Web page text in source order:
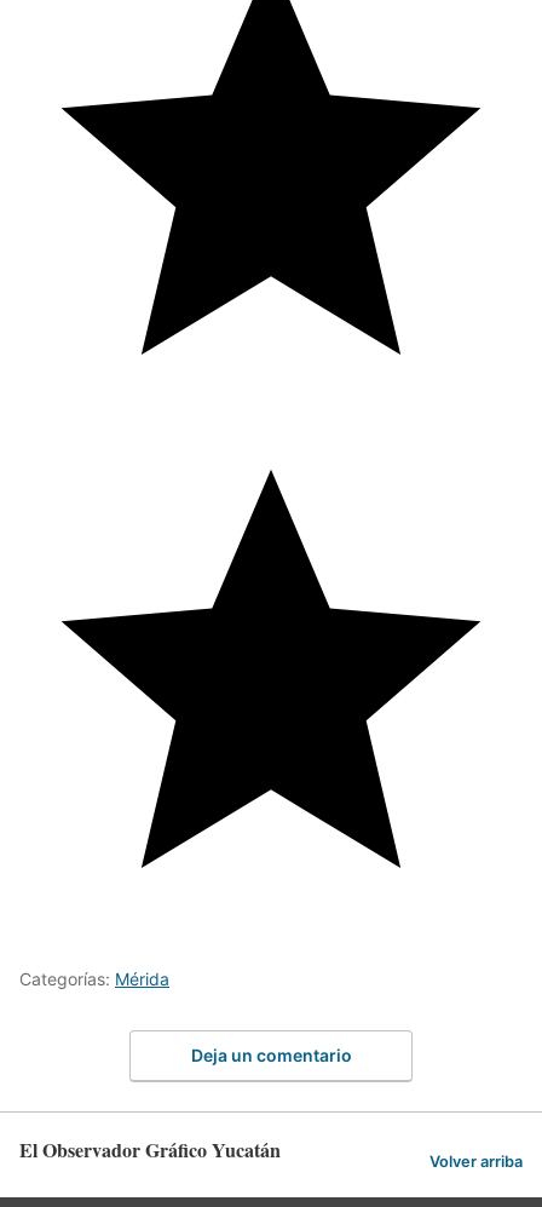
Categorías: Mérida
Deja un comentario
El Observador Gráfico Yucatán Volver arriba